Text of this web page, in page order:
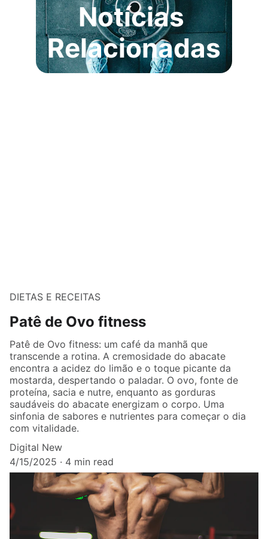
Notícias
Relacionadas
DIETAS E RECEITAS
Patê de Ovo fitness
Patê de Ovo fitness: um café da manhã que
transcende a rotina. A cremosidade do abacate
encontra a acidez do limão e o toque picante da
mostarda, despertando o paladar. O ovo, fonte de
proteína, sacia e nutre, enquanto as gorduras
saudáveis do abacate energizam o corpo. Uma
sinfonia de sabores e nutrientes para começar o dia
com vitalidade.
Digital New
4/15/2025
4 min read